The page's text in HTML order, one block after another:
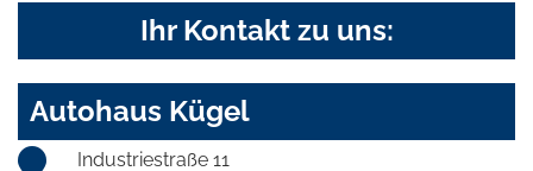
Ihr Kontakt zu uns:
Autohaus Kügel
Industriestraße 11